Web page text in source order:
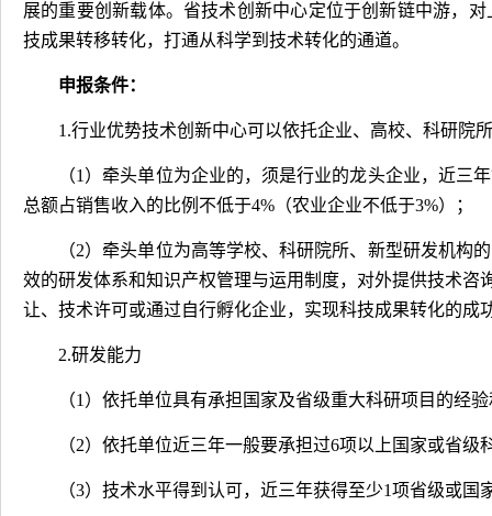
展的重要创新载体。省技术创新中心定位于创新链中游，
技成果转移转化，打通从科学到技术转化的通道。
申报条件：
1.行业优势技术创新中心可以依托企业、高校、科研院
（1 ）牵头单位为企业的，须是行业的龙头企业，近三
总额占销售收入的比例不低于4% （农业企业不低于3%）；
（2）牵头单位为高等学校、科研院所、新型研发机构
效的研发体系和知识产权管理与运用制度，对外提供技术
让、技术许可或通过自行孵化企业，实现科技成果转化的成
2.研发能力
（1 ）依托单位具有承担国家及省级重大科研项目的经
（2）依托单位近三年一般要承担过6项以上国家或省级
（3）技术水平得到认可，近三年获得至少1项省级或国